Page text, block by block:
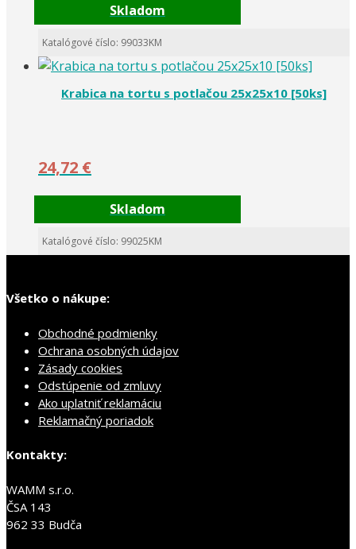
Skladom
Katalógové číslo: 99033KM
Krabica na tortu s potlačou 25x25x10 [50ks]
24,72 €
Skladom
Katalógové číslo: 99025KM
Všetko o nákupe:
Obchodné podmienky
Ochrana osobných údajov
Zásady cookies
Odstúpenie od zmluvy
Ako uplatniť reklamáciu
Reklamačný poriadok
Kontakty:
WAMM s.r.o.
ČSA 143
962 33 Budča